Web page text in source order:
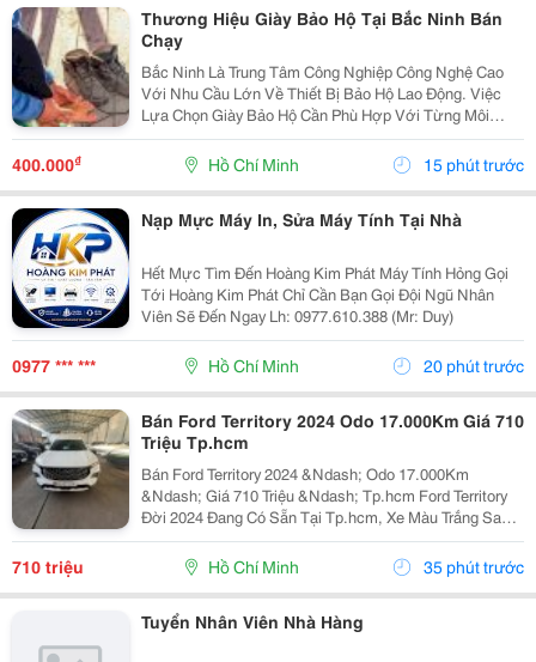
Thương Hiệu Giày Bảo Hộ Tại Bắc Ninh Bán
Chạy
Bắc Ninh Là Trung Tâm Công Nghiệp Công Nghệ Cao
Với Nhu Cầu Lớn Về Thiết Bị Bảo Hộ Lao Động. Việc
Lựa Chọn Giày Bảo Hộ Cần Phù Hợp Với Từng Môi
Trường Làm Việc, Từ Cơ Khí, Sản Xuất Đến Phòng
Sạch, Điện Tử. Bài Viết Cung Cấp Những Thông Tin
Thực Tế Về...
400.000₫ Hồ Chí Minh 15 phút trước
Nạp Mực Máy In, Sửa Máy Tính Tại Nhà
Hết Mực Tìm Đến Hoàng Kim Phát Máy Tính Hỏng Gọi
Tới Hoàng Kim Phát Chỉ Cần Bạn Gọi Đội Ngũ Nhân
Viên Sẽ Đến Ngay Lh: 0977.610.388 (Mr: Duy)
0977 *** *** Hồ Chí Minh 20 phút trước
Bán Ford Territory 2024 Odo 17.000Km Giá 710
Triệu Tp.hcm
Bán Ford Territory 2024 &Ndash; Odo 17.000Km
&Ndash; Giá 710 Triệu &Ndash; Tp.hcm Ford Territory
Đời 2024 Đang Có Sẵn Tại Tp.hcm, Xe Màu Trắng Sang
Trọng, Ngoại Hình Hiện Đại, Phù Hợp Nhu Cầu Sử Dụng
Gia Đình, Đi Làm Hoặc Kinh Doanh Dịch Vụ. &Diams;...
710 triệu Hồ Chí Minh 35 phút trước
Tuyển Nhân Viên Nhà Hàng